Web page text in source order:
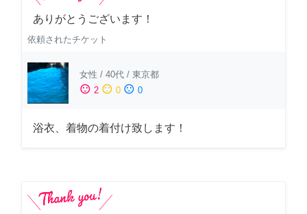
ありがとうございます！
依頼されたチケット
女性 / 40代 / 東京都
sentiment_satisfied 2 sentiment_neutral 0 sentiment_dissatisfied 0
浴衣、着物の着付け致します！